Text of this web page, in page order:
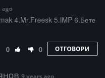
ago
4.Mr.Freesk 5.IMP 6.Бете
0 0 ОТГОВОРИ
9 years ago